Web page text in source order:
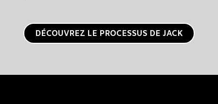
DÉCOUVREZ LE PROCESSUS DE JACK